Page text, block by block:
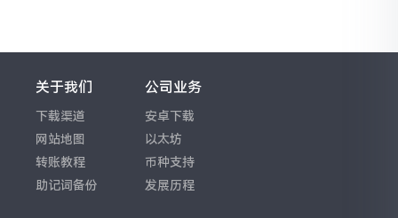
关于我们
下载渠道
网站地图
转账教程
助记词备份
公司业务
安卓下载
以太坊
币种支持
发展历程